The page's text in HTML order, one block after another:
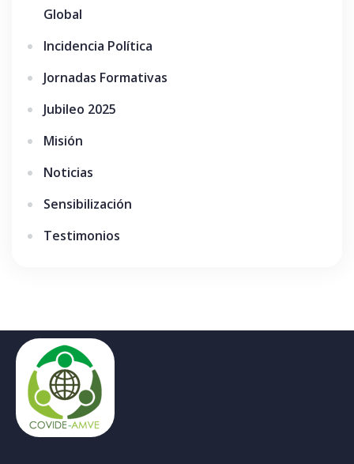
Global
Incidencia Política
Jornadas Formativas
Jubileo 2025
Misión
Noticias
Sensibilización
Testimonios